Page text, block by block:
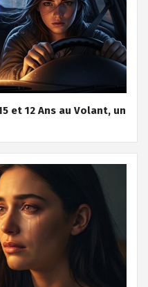
et 12 Ans au Volant, un